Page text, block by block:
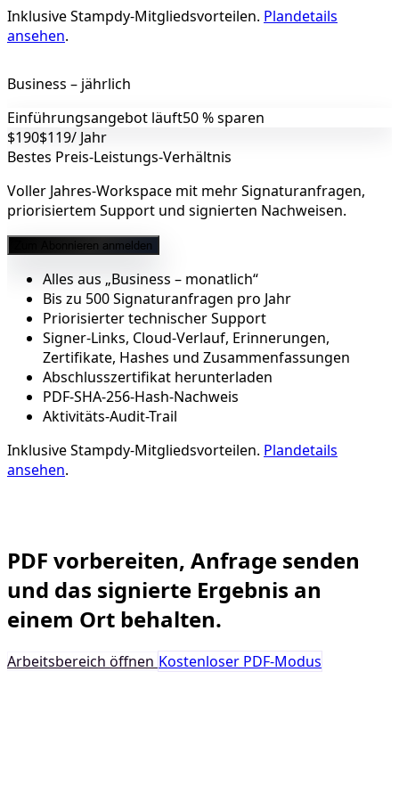
Inklusive Stampdy‑Mitgliedsvorteilen. Plandetails
ansehen.
Business – jährlich
Einführungsangebot läuft50 % sparen
$190$119/ Jahr
Bestes Preis‑Leistungs‑Verhältnis
Voller Jahres-Workspace mit mehr Signaturanfragen,
priorisiertem Support und signierten Nachweisen.
Zum Abonnieren anmelden
Alles aus „Business – monatlich“
Bis zu 500 Signaturanfragen pro Jahr
Priorisierter technischer Support
Signer-Links, Cloud-Verlauf, Erinnerungen,
Zertifikate, Hashes und Zusammenfassungen
Abschlusszertifikat herunterladen
PDF-SHA-256-Hash-Nachweis
Aktivitäts-Audit-Trail
Inklusive Stampdy‑Mitgliedsvorteilen. Plandetails
ansehen.
PDF vorbereiten, Anfrage senden
und das signierte Ergebnis an
einem Ort behalten.
Arbeitsbereich öffnen Kostenloser PDF‑Modus